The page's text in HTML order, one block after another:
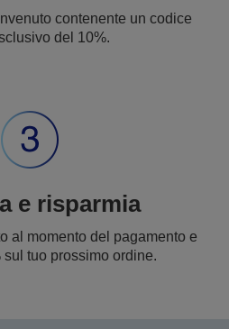
contenente un codice
del 10%.
e risparmia
al momento del pagamento e
tuo prossimo ordine.